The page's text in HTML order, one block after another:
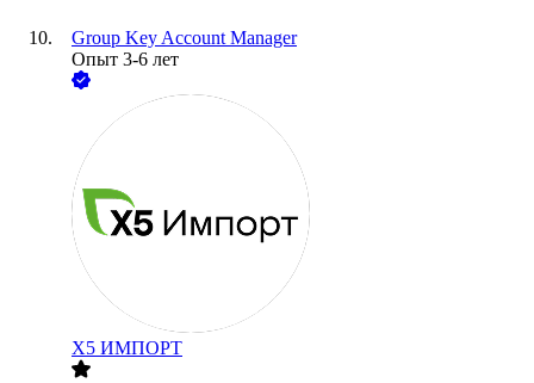
Group Key Account Manager
Опыт 3-6 лет
Х5 ИМПОРТ